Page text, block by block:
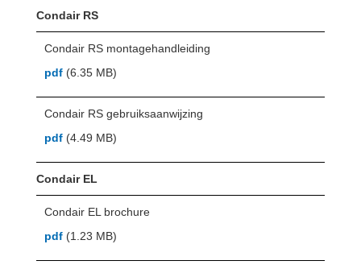
Condair RS
Condair RS montagehandleiding
pdf (6.35 MB)
Condair RS gebruiksaanwijzing
pdf (4.49 MB)
Condair EL
Condair EL brochure
pdf (1.23 MB)